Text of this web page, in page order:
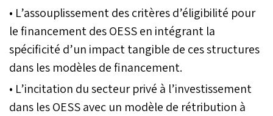
• L’assouplissement des critères d’éligibilité pour
le financement des OESS en intégrant la
spécificité d’un impact tangible de ces structures
dans les modèles de financement.
• L’incitation du secteur privé à l’investissement
dans les OESS avec un modèle de rétribution à